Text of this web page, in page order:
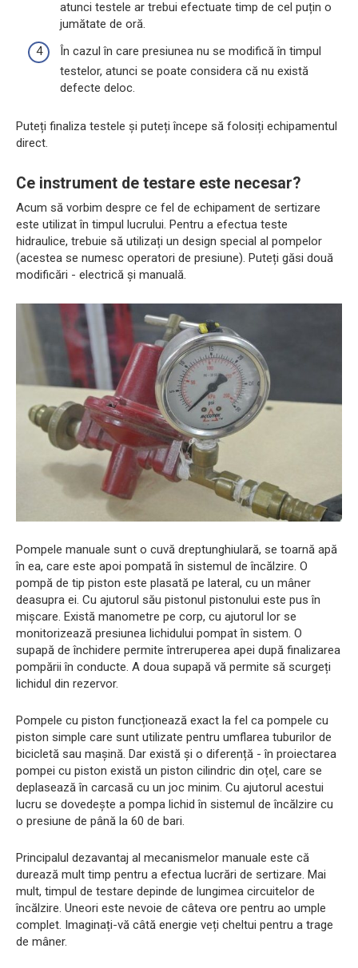
atunci testele ar trebui efectuate timp de cel puțin o
jumătate de oră.
În cazul în care presiunea nu se modifică în timpul
testelor, atunci se poate considera că nu există
defecte deloc.
Puteți finaliza testele și puteți începe să folosiți echipamentul
direct.
Ce instrument de testare este necesar?
Acum să vorbim despre ce fel de echipament de sertizare
este utilizat în timpul lucrului. Pentru a efectua teste
hidraulice, trebuie să utilizați un design special al pompelor
(acestea se numesc operatori de presiune). Puteți găsi două
modificări - electrică și manuală.
Pompele manuale sunt o cuvă dreptunghiulară, se toarnă apă
în ea, care este apoi pompată în sistemul de încălzire. O
pompă de tip piston este plasată pe lateral, cu un mâner
deasupra ei. Cu ajutorul său pistonul pistonului este pus în
mișcare. Există manometre pe corp, cu ajutorul lor se
monitorizează presiunea lichidului pompat în sistem. O
supapă de închidere permite întreruperea apei după finalizarea
pompării în conducte. A doua supapă vă permite să scurgeți
lichidul din rezervor.
Pompele cu piston funcționează exact la fel ca pompele cu
piston simple care sunt utilizate pentru umflarea tuburilor de
bicicletă sau mașină. Dar există și o diferență - în proiectarea
pompei cu piston există un piston cilindric din oțel, care se
deplasează în carcasă cu un joc minim. Cu ajutorul acestui
lucru se dovedește a pompa lichid în sistemul de încălzire cu
o presiune de până la 60 de bari.
Principalul dezavantaj al mecanismelor manuale este că
durează mult timp pentru a efectua lucrări de sertizare. Mai
mult, timpul de testare depinde de lungimea circuitelor de
încălzire. Uneori este nevoie de câteva ore pentru ao umple
complet. Imaginați-vă câtă energie veți cheltui pentru a trage
de mâner.